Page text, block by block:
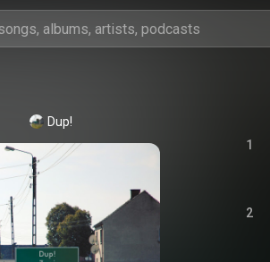
Dup!
1
2